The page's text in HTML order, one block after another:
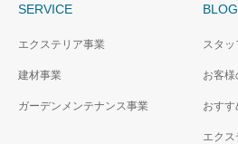
SERVICE
エクステリア事業
建材事業
ガーデンメンテナンス事業
BLOG
スタ
お客様
おすす
エク